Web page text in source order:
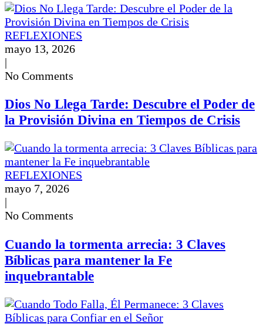
REFLEXIONES
mayo 13, 2026
|
No Comments
Dios No Llega Tarde: Descubre el Poder de
la Provisión Divina en Tiempos de Crisis
REFLEXIONES
mayo 7, 2026
|
No Comments
Cuando la tormenta arrecia: 3 Claves
Bíblicas para mantener la Fe
inquebrantable